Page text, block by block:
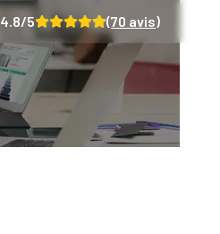
4.8/5 (70 avis)